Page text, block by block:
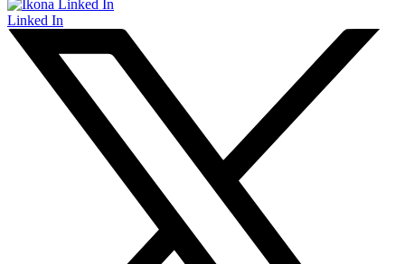
Linked In